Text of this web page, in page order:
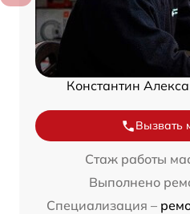
Константин
Вызвать
Стаж работы
Выполнено
Специализация –